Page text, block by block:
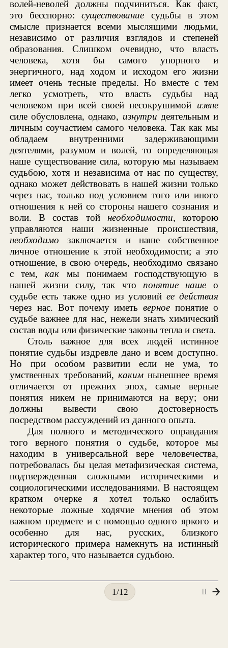
волей-неволей должны подчиниться. Как факт,
это бесспорно:существование судьбы в этом
смысле признается всеми мыслящими людьми,
независимо от различия взглядов и степеней
образования. Слишком очевидно, что власть
человека, хотя бы самого упорного и
энергичного, над ходом и исходом его жизни
имеет очень тесные пределы. Но вместе с тем
легко усмотреть, что власть судьбы над
человеком при всей своей несокрушимой извне
силе обусловлена, однако, изнутри деятельным и
личным соучастием самого человека. Так как мы
обладаем внутренними задерживающими
деятелями, разумом и волей, то определяющая
наше существование сила, которую мы называем
судьбою, хотя и независима от нас по существу,
однако может действовать в нашей жизни только
через нас, только под условием того или иного
отношения к ней со стороны нашего сознания и
воли. В состав той необходимости, которою
управляются наши жизненные происшествия,
необходимо заключается и наше собственное
личное отношение к этой необходимости; а это
отношение, в свою очередь, необходимо связано
с тем,как мы понимаем господствующую в
нашей жизни силу, так чтопонятие наше о
судьбе есть также одно из условийее действия
через нас. Вот почему иметьверное понятие о
судьбе важнее для нас, нежели знать химический
состав воды или физические законы тепла и света.
Столь важное для всех людей истинное
понятие судьбы издревле дано и всем доступно.
Но при особом развитии если не ума, то
умственных требований, каким нынешнее время
отличается от прежних эпох, самые верные
понятия никем не принимаются на веру; они
должны вывести свою достоверность
посредством рассуждений из данного опыта.
Для полного и методического оправдания
того верного понятия о судьбе, которое мы
находим в универсальной вере человечества,
потребовалась бы целая метафизическая система,
подтвержденная сложными историческими и
социологическими исследованиями. В настоящем
кратком очерке я хотел только ослабить
некоторые ложные ходячие мнения об этом
важном предмете и с помощью одного яркого и
особенно для нас, русских, близкого
исторического примера намекнуть на истинный
характер того, что называется судьбою.
1/12 II